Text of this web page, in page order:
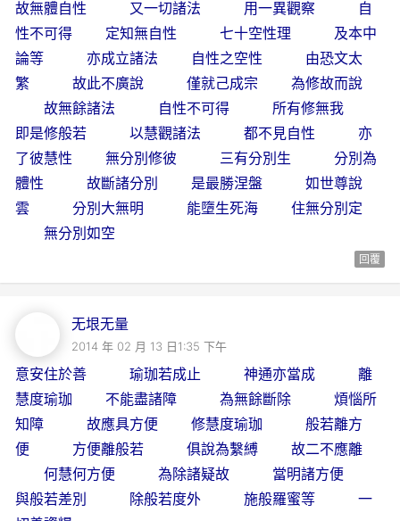
故無體自性 又一切諸法 用一異觀察 自
性不可得 定知無自性 七十空性理 及本中
論等 亦成立諸法 自性之空性 由恐文太
繁 故此不廣說 僅就己成宗 為修故而說
故無餘諸法 自性不可得 所有修無我
即是修般若 以慧觀諸法 都不見自性 亦
了彼慧性 無分別修彼 三有分別生 分別為
體性 故斷諸分別 是最勝涅盤 如世尊說
雲 分別大無明 能墮生死海 住無分別定
無分別如空
回覆
无垠无量
2014 年 02 月 13 日1:35 下午
意安住於善 瑜珈若成止 神通亦當成 離
慧度瑜珈 不能盡諸障 為無餘斷除 煩惱所
知障 故應具方便 修慧度瑜珈 般若離方
便 方便離般若 俱說為繫縛 故二不應離
何慧何方便 為除諸疑故 當明諸方便
與般若差別 除般若度外 施般羅蜜等 一